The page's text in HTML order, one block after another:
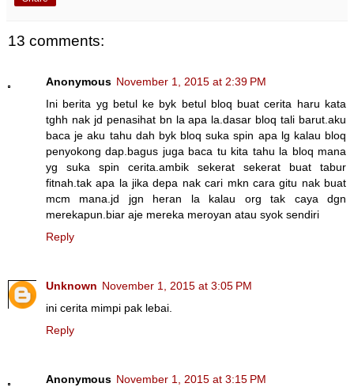
13 comments:
Anonymous November 1, 2015 at 2:39 PM
Ini berita yg betul ke byk betul bloq buat cerita haru kata
tghh nak jd penasihat bn la apa la.dasar bloq tali barut.aku
baca je aku tahu dah byk bloq suka spin apa lg kalau bloq
penyokong dap.bagus juga baca tu kita tahu la bloq mana
yg suka spin cerita.ambik sekerat sekerat buat tabur
fitnah.tak apa la jika depa nak cari mkn cara gitu nak buat
mcm mana.jd jgn heran la kalau org tak caya dgn
merekapun.biar aje mereka meroyan atau syok sendiri
Reply
Unknown November 1, 2015 at 3:05 PM
ini cerita mimpi pak lebai.
Reply
Anonymous November 1, 2015 at 3:15 PM